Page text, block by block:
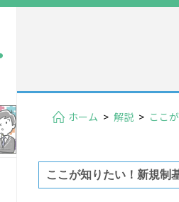
ホーム > 解説 > ここ
ここが知りたい！新規制